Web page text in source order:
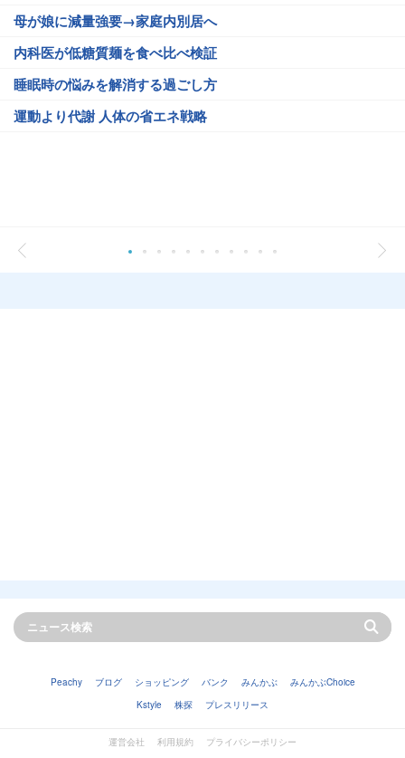
母が娘に減量強要→家庭内別居へ
内科医が低糖質麺を食べ比べ検証
睡眠時の悩みを解消する過ごし方
運動より代謝 人体の省エネ戦略
Peachy ブログ ショッピング バンク みんかぶ
みんかぶChoice
Kstyle
株探 プレスリリース
運営会社 利用規約 プライバシーポリシー